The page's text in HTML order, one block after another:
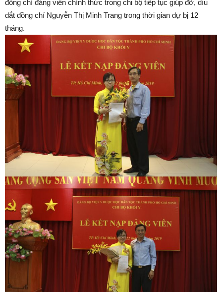
đồng chí đảng viên chính thức trong chi bộ tiếp tục giúp đỡ, dìu
dắt đồng chí Nguyễn Thị Minh Trang trong thời gian dự bị 12
tháng.